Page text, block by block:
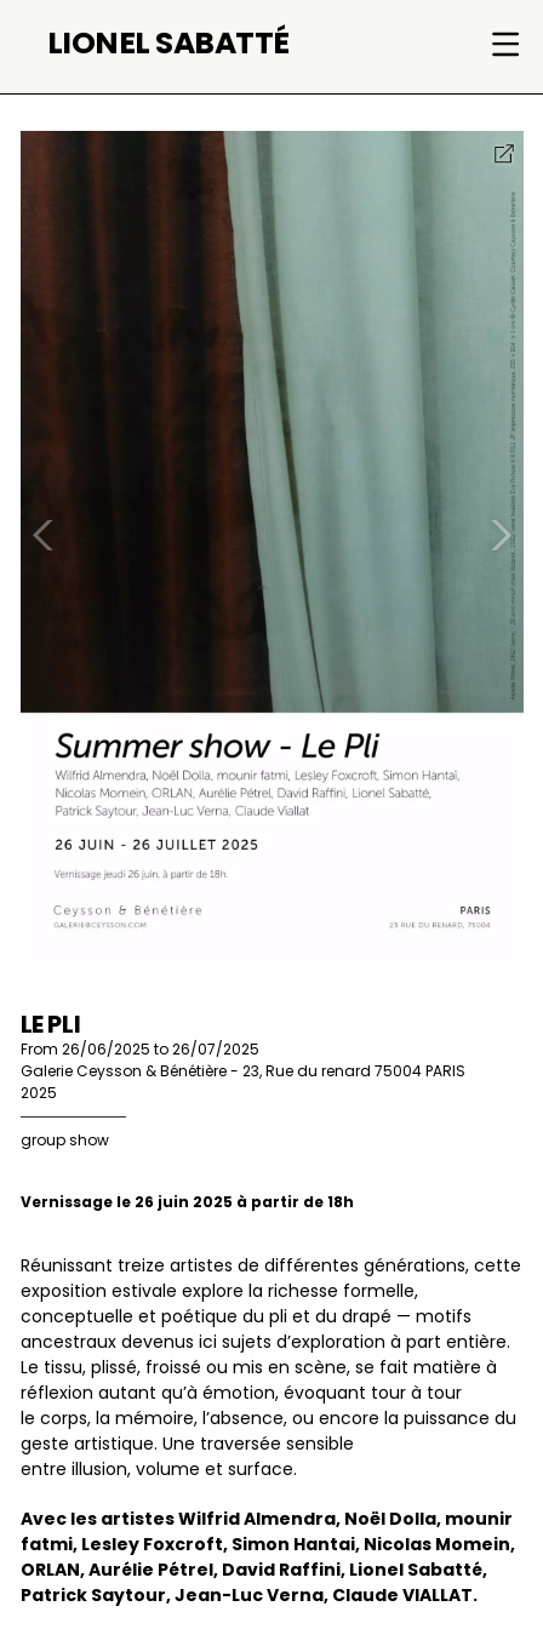
content
LIONEL SABATTÉ
LE PLI
From 26/06/2025 to 26/07/2025
Galerie Ceysson & Bénétière - 23, Rue du renard 75004 PARIS
2025
group show
Vernissage le 26 juin 2025 à partir de 18h
Réunissant treize artistes de différentes générations, cette
exposition estivale explore la richesse formelle,
conceptuelle et poétique du pli et du drapé — motifs
ancestraux devenus ici sujets d’exploration à part entière.
Le tissu, plissé, froissé ou mis en scène, se fait matière à
réflexion autant qu’à émotion, évoquant tour à tour
le corps, la mémoire, l’absence, ou encore la puissance du
geste artistique. Une traversée sensible
entre illusion, volume et surface.
Avec les artistes Wilfrid Almendra, Noël Dolla, mounir
fatmi, Lesley Foxcroft, Simon Hantai, Nicolas Momein,
ORLAN, Aurélie Pétrel, David Raffini, Lionel Sabatté,
Patrick Saytour, Jean-Luc Verna, Claude VIALLAT.